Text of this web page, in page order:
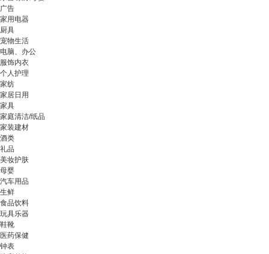
广告
家用电器
厨具
宠物生活
电脑、办公
服饰内衣
个人护理
家纺
家居日用
家具
家庭清洁/纸品
家装建材
酒类
礼品
美妆护肤
母婴
汽车用品
生鲜
食品饮料
玩具乐器
鞋靴
医药保健
钟表